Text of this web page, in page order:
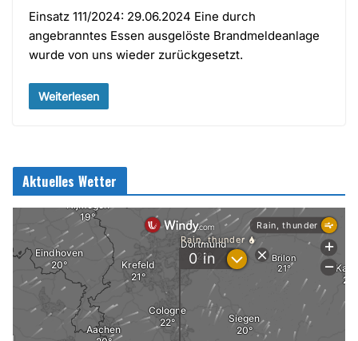
Einsatz 111/2024: 29.06.2024 Eine durch
angebranntes Essen ausgelöste Brandmeldeanlage
wurde von uns wieder zurückgesetzt.
Weiterlesen
Aktuelles Wetter